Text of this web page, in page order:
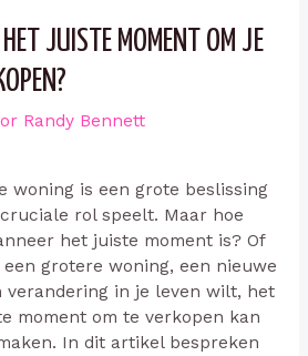
JUISTE MOMENT OM JE
Randy Bennett
woning is een grote beslissing
rol speelt. Maar hoe
het juiste moment is? Of
grotere woning, een nieuwe
verandering in je leven wilt, het
moment om te verkopen kan
In dit artikel bespreken